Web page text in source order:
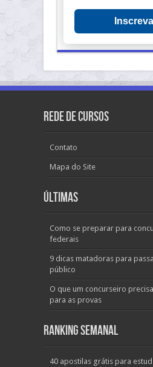
Rede de Cursos
Contato
Mapa do Site
Últimas
Como se preparar para
federais
9 dicas matadoras para
público
O que um concurseiro
para as provas
Ranking Semanal
40 apostilas grátis para